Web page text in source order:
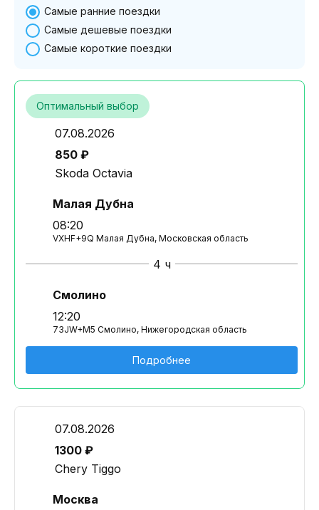
Самые ранние поездки
Самые дешевые поездки
Самые короткие поездки
Оптимальный выбор
07.08.2026
850 ₽
Skoda Octavia
Малая Дубна
08:20
VXHF+9Q Малая Дубна, Московская область
4 ч
Смолино
12:20
73JW+M5 Смолино, Нижегородская область
Подробнее
07.08.2026
1300 ₽
Chery Tiggo
Москва